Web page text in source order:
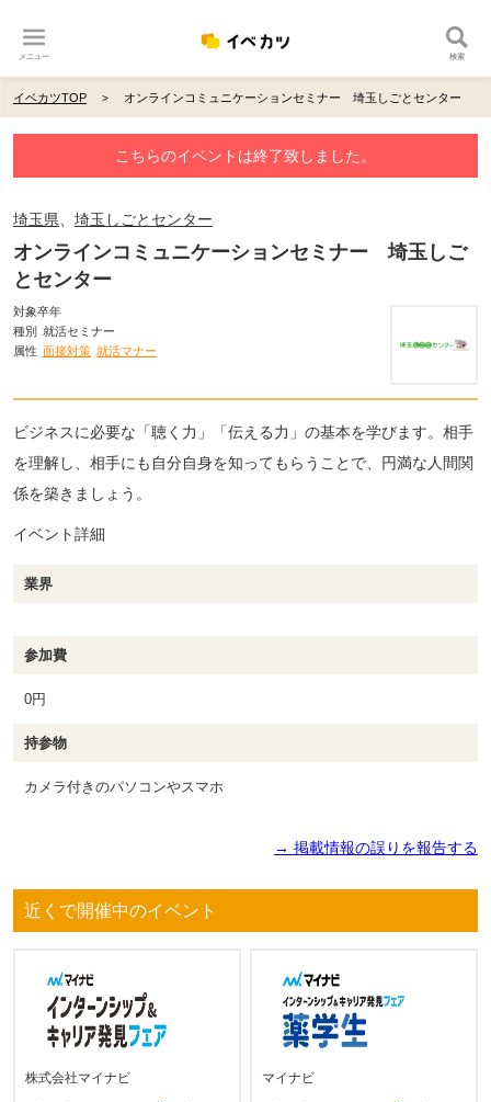
メニュー 検索
イベカツTOP オンラインコミュニケーションセミナー 埼玉しごとセンター
こちらのイベントは終了致しました。
埼玉県 埼玉しごとセンター
オンラインコミュニケーションセミナー 埼玉しご
とセンター
対象卒年
種別 就活セミナー
属性 面接対策 就活マナー
ビジネスに必要な「聴く力」「伝える力」の基本を学びます。相手
を理解し、相手にも自分自身を知ってもらうことで、円満な人間関
係を築きましょう。
イベント詳細
業界
参加費
0円
持参物
カメラ付きのパソコンやスマホ
→ 掲載情報の誤りを報告する
近くで開催中のイベント
株式会社マイナビ マイナビ